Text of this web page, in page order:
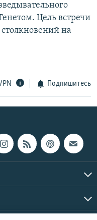
Цель встречи
на
Подпишитесь